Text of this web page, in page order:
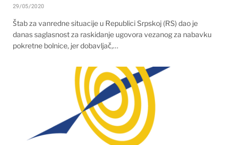
29/05/2020
Štab za vanredne situacije u Republici Srpskoj (RS) dao je
danas saglasnost za raskidanje ugovora vezanog za nabavku
pokretne bolnice, jer dobavljač,…